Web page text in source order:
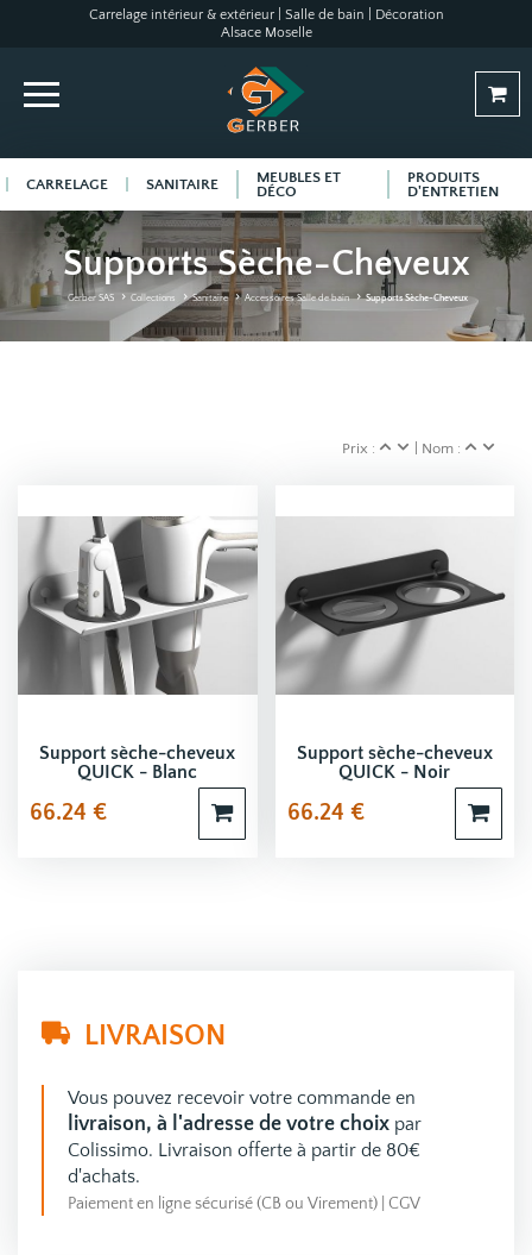
Carrelage intérieur & extérieur | Salle de bain | Décoration
Alsace Moselle
CARRELAGE SANITAIRE
MEUBLES ET
DÉCO
PRODUITS
D'ENTRETIEN
Supports Sèche-Cheveux
Gerber SAS Collections Sanitaire Accessoires Salle de bain Supports Sèche-Cheveux
Prix : | Nom :
Support sèche-cheveux
QUICK - Blanc
66.24 €
Support sèche-cheveux
QUICK - Noir
66.24 €
LIVRAISON
Vous pouvez recevoir votre commande en
livraison, à l'adresse de votre choix par
Colissimo. Livraison offerte à partir de 80€
d'achats.
Paiement en ligne sécurisé (CB ou Virement) CGV